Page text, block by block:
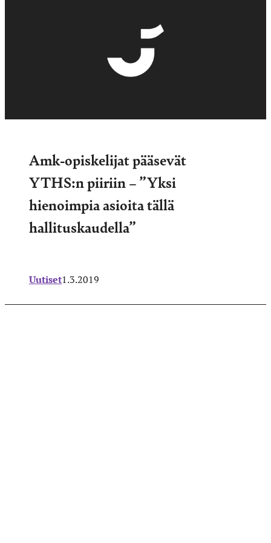
Amk-opiskelijat pääsevät
YTHS:n piiriin – ”Yksi
hienoimpia asioita tällä
hallituskaudella”
Uutiset1.3.2019